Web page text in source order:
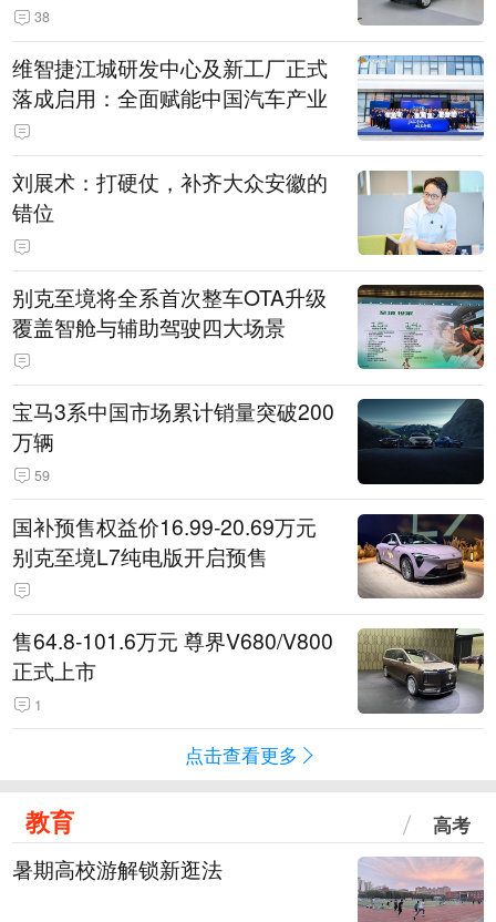
38
维智捷江城研发中心及新工厂正式
落成启用：全面赋能中国汽车产业
刘展术：打硬仗，补齐大众安徽的
错位
别克至境将全系首次整车OTA升级
覆盖智舱与辅助驾驶四大场景
宝马3系中国市场累计销量突破200
万辆
59
国补预售权益价16.99-20.69万元
别克至境L7纯电版开启预售
售64.8-101.6万元 尊界V680/V800
正式上市
1
点击查看更多
教育 高考
暑期高校游解锁新逛法